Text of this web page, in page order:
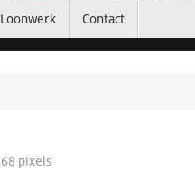
Loonwerk Contact
pixels